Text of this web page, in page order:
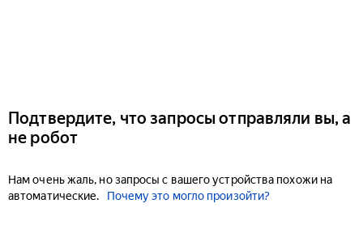
Подтвердите, что запросы отправляли вы, а
не робот
Нам очень жаль, но запросы с вашего устройства похожи на
автоматические.
Почему это могло произойти?